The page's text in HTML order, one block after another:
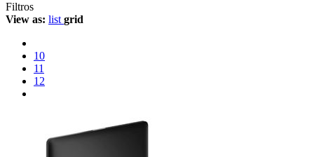
Filtros
View as: list grid
10
11
12